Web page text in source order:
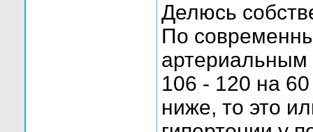
Делюсь
По
артериальным
106 - 120 на
ниже, то это